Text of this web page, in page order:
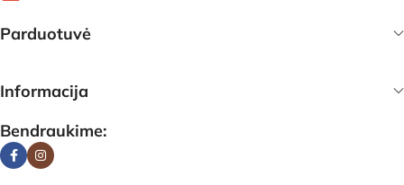
Parduotuvė
Informacija
Bendraukime: